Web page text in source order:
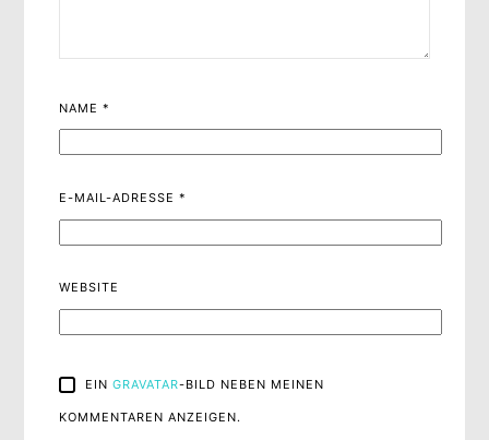
NAME*
E-MAIL-ADRESSE*
WEBSITE
EIN GRAVATAR-BILD NEBEN MEINEN
KOMMENTAREN ANZEIGEN.